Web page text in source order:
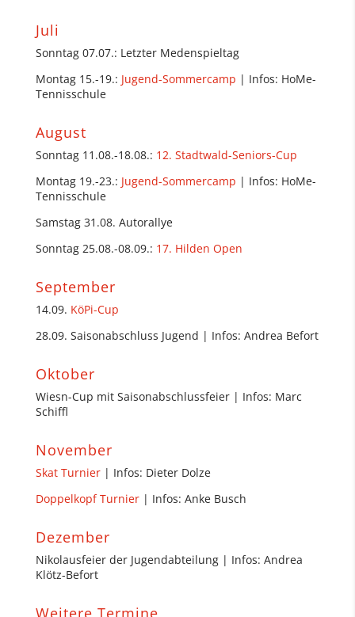
Juli
Sonntag 07.07.: Letzter Medenspieltag
Montag 15.-19.: Jugend-Sommercamp | Infos: HoMe-
Tennisschule
August
Sonntag 11.08.-18.08.: 12. Stadtwald-Seniors-Cup
Montag 19.-23.: Jugend-Sommercamp | Infos: HoMe-
Tennisschule
Samstag 31.08. Autorallye
Sonntag 25.08.-08.09.: 17. Hilden Open
September
14.09. KöPi-Cup
28.09. Saisonabschluss Jugend | Infos: Andrea Befort
Oktober
Wiesn-Cup mit Saisonabschlussfeier | Infos: Marc
Schiffl
November
Skat Turnier| Infos: Dieter Dolze
Doppelkopf Turnier| Infos: Anke Busch
Dezember
Nikolausfeier der Jugendabteilung | Infos: Andrea
Klötz-Befort
Weitere Termine